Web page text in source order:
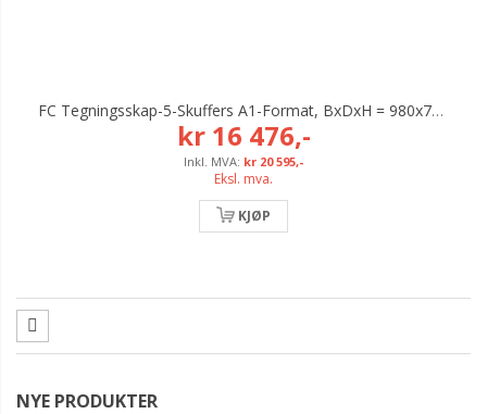
FC Tegningsskap-5-Skuffers A1-Format, BxDxH = 980x715x530 Mm
kr 16 476,-
kr 20 595,-
Eksl. mva.
KJØP
NYE PRODUKTER